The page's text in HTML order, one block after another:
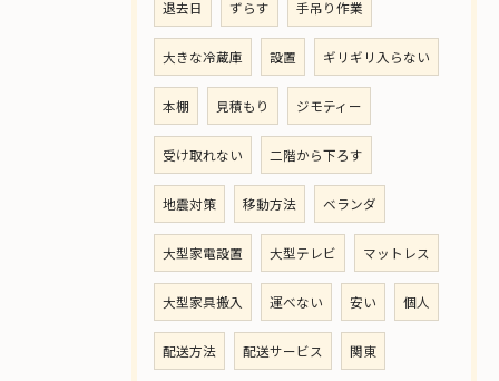
退去日 ずらす 手吊り作業
大きな冷蔵庫 設置 ギリギリ入らない
本棚 見積もり ジモティー
受け取れない 二階から下ろす
地震対策 移動方法 ベランダ
大型家電設置 大型テレビ マットレス
大型家具搬入 運べない 安い 個人
配送方法 配送サービス 関東